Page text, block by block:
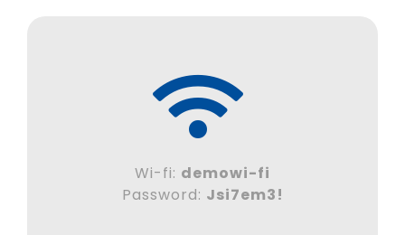
Wi-fi: demowi-fi
Password: Jsi7em3!